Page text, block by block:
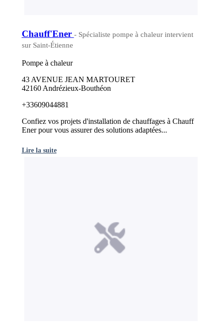
Chauff'Ener - Spécialiste pompe à chaleur intervient
sur Saint-Étienne
Pompe à chaleur
43 AVENUE JEAN MARTOURET
42160 Andrézieux-Bouthéon
+33609044881
Confiez vos projets d'installation de chauffages à Chauff
Ener pour vous assurer des solutions adaptées...
Lire la suite